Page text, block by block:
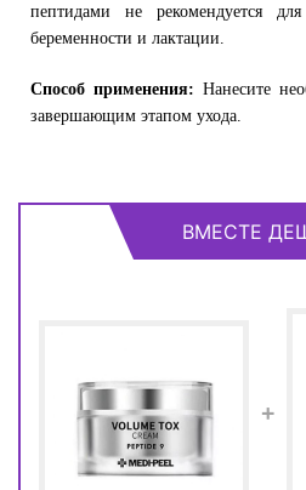
пептидами не рекомендуется
беременности и лактации.
Способ применения: Нанесите
завершающим этапом ухода.
ВМЕСТЕ
+